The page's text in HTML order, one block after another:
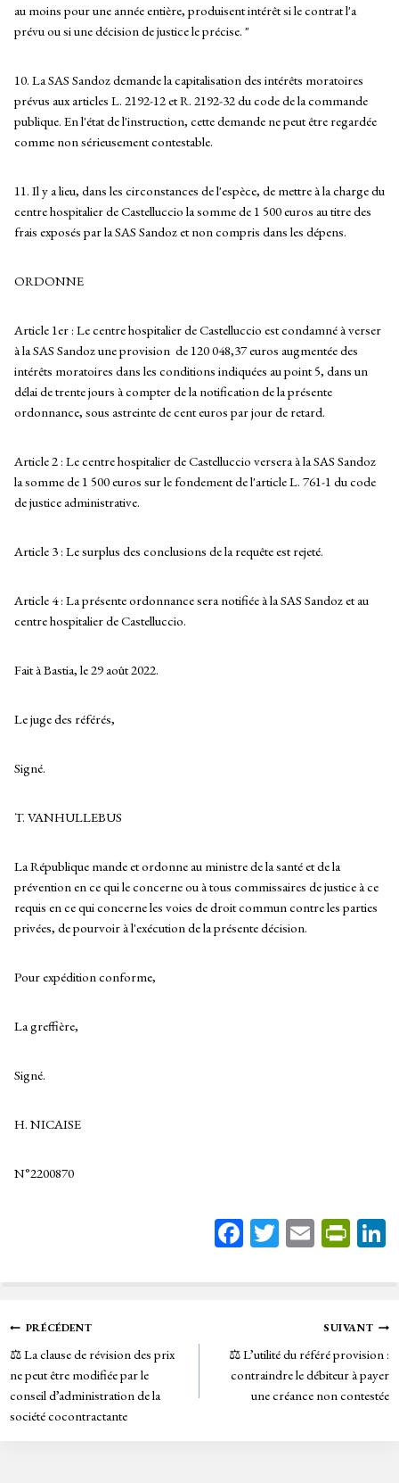
au moins pour une année entière, produisent intérêt si le contrat l'a
prévu ou si une décision de justice le précise. "
10. La SAS Sandoz demande la capitalisation des intérêts moratoires
prévus aux articles L. 2192-12 et R. 2192-32 du code de la commande
publique. En l'état de l'instruction, cette demande ne peut être regardée
comme non sérieusement contestable.
11. Il y a lieu, dans les circonstances de l'espèce, de mettre à la charge du
centre hospitalier de Castelluccio la somme de 1 500 euros au titre des
frais exposés par la SAS Sandoz et non compris dans les dépens.
ORDONNE
Article 1er : Le centre hospitalier de Castelluccio est condamné à verser
à la SAS Sandoz une provision de 120 048,37 euros augmentée des
intérêts moratoires dans les conditions indiquées au point 5, dans un
délai de trente jours à compter de la notification de la présente
ordonnance, sous astreinte de cent euros par jour de retard.
Article 2 : Le centre hospitalier de Castelluccio versera à la SAS Sandoz
la somme de 1 500 euros sur le fondement de l'article L. 761-1 du code
de justice administrative.
Article 3 : Le surplus des conclusions de la requête est rejeté.
Article 4 : La présente ordonnance sera notifiée à la SAS Sandoz et au
centre hospitalier de Castelluccio.
Fait à Bastia, le 29 août 2022.
Le juge des référés,
Signé.
T. VANHULLEBUS
La République mande et ordonne au ministre de la santé et de la
prévention en ce qui le concerne ou à tous commissaires de justice à ce
requis en ce qui concerne les voies de droit commun contre les parties
privées, de pourvoir à l'exécution de la présente décision.
Pour expédition conforme,
La greffière,
Signé.
H. NICAISE
N°2200870
Fa
bo
T
tt
E
ail
Pr
tF
rie
n
dl
y
Navigation
de
l’article
PRÉCÉDENT
⚖️ La clause de révision des prix
ne peut être modifiée par le
conseil d’administration de la
société cocontractante
SUIVANT
⚖️ L’utilité du référé provision :
contraindre le débiteur à payer
une créance non contestée